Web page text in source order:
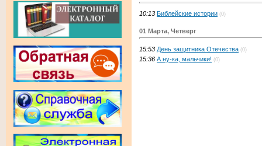
10:13 Библейские истории (0)
01 Марта, Четверг
15:53 День защитника Отечества (0)
15:36 А ну-ка, мальчики! (0)